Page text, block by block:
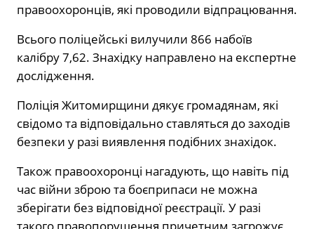
правоохоронців, які проводили відпрацювання.
Всього поліцейські вилучили 866 набоїв
калібру 7,62. Знахідку направлено на експертне
дослідження.
Поліція Житомирщини дякує громадянам, які
свідомо та відповідально ставляться до заходів
безпеки у разі виявлення подібних знахідок.
Також правоохоронці нагадують, що навіть під
час війни зброю та боєприпаси не можна
зберігати без відповідної реєстрації. У разі
такого правопорушення причетним загрожує